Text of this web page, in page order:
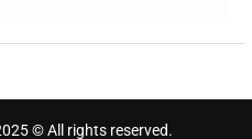
© All rights reserved.